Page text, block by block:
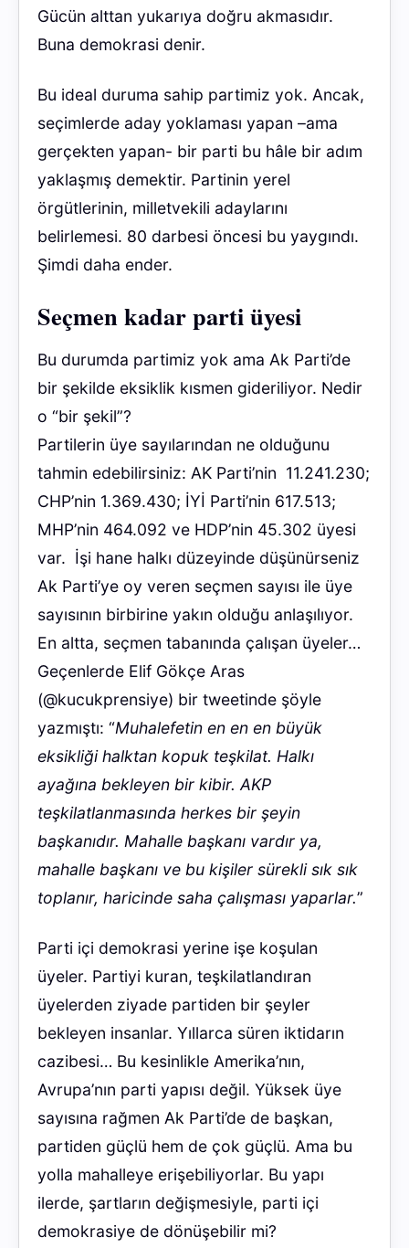
Gücün alttan yukarıya doğru akmasıdır.
Buna demokrasi denir.
Bu ideal duruma sahip partimiz yok. Ancak,
seçimlerde aday yoklaması yapan –ama
gerçekten yapan- bir parti bu hâle bir adım
yaklaşmış demektir. Partinin yerel
örgütlerinin, milletvekili adaylarını
belirlemesi. 80 darbesi öncesi bu yaygındı.
Şimdi daha ender.
Seçmen kadar parti üyesi
Bu durumda partimiz yok ama Ak Parti’de
bir şekilde eksiklik kısmen gideriliyor. Nedir
o “bir şekil”?
Partilerin üye sayılarından ne olduğunu
tahmin edebilirsiniz: AK Parti’nin 11.241.230;
CHP’nin 1.369.430; İYİ Parti’nin 617.513;
MHP’nin 464.092 ve HDP’nin 45.302 üyesi
var. İşi hane halkı düzeyinde düşünürseniz
Ak Parti’ye oy veren seçmen sayısı ile üye
sayısının birbirine yakın olduğu anlaşılıyor.
En altta, seçmen tabanında çalışan üyeler…
Geçenlerde Elif Gökçe Aras
(@kucukprensiye) bir tweetinde şöyle
yazmıştı: “Muhalefetin en en en büyük
eksikliği halktan kopuk teşkilat. Halkı
ayağına bekleyen bir kibir. AKP
teşkilatlanmasında herkes bir şeyin
başkanıdır. Mahalle başkanı vardır ya,
mahalle başkanı ve bu kişiler sürekli sık sık
toplanır, haricinde saha çalışması yaparlar.”
Parti içi demokrasi yerine işe koşulan
üyeler. Partiyi kuran, teşkilatlandıran
üyelerden ziyade partiden bir şeyler
bekleyen insanlar. Yıllarca süren iktidarın
cazibesi… Bu kesinlikle Amerika’nın,
Avrupa’nın parti yapısı değil. Yüksek üye
sayısına rağmen Ak Parti’de de başkan,
partiden güçlü hem de çok güçlü. Ama bu
yolla mahalleye erişebiliyorlar. Bu yapı
ilerde, şartların değişmesiyle, parti içi
demokrasiye de dönüşebilir mi?